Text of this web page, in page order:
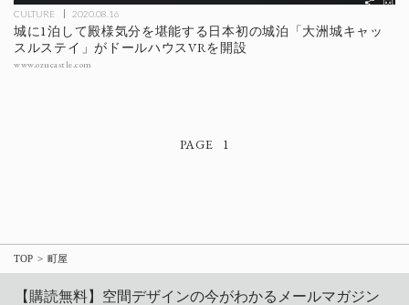
CULTURE 2020.08.16
城に1泊して殿様気分を堪能する日本初の城泊「大洲城キャッ
スルステイ」がドールハウスVRを開設
www.ozucastle.com
1
TOP 町屋
【購読無料】空間デザインの今がわかるメールマガジン